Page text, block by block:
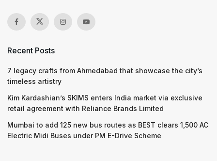
Recent Posts
7 legacy crafts from Ahmedabad that showcase the city’s
timeless artistry
Kim Kardashian’s SKIMS enters India market via exclusive
retail agreement with Reliance Brands Limited
Mumbai to add 125 new bus routes as BEST clears 1,500 AC
Electric Midi Buses under PM E-Drive Scheme